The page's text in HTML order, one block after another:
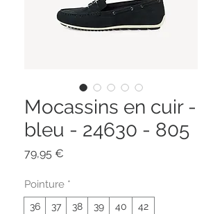
Mocassins en cuir -
bleu - 24630 - 805
79,95 €
Pointure *
36 37 38 39 40 42